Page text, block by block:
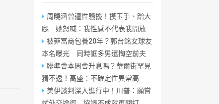
周曉涵曾遭性騷擾！摸玉手、蹭大
腿 她怒喊：我性感不代表我開放
被菲富商包養20年？郭台銘女球友
本名曝光 同時誆多男還掏空前夫
聯準會本周會升息嗎？華爾街罕見
猜不透！高盛：不確定性異常高
美伊談判深入進行中！川普：願嘗